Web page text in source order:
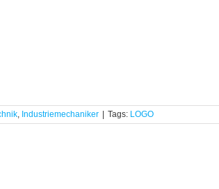
, Industriemechaniker Tags: LOGO